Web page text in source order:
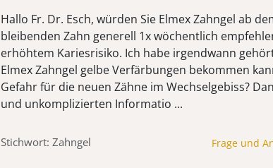
Hallo Fr. Dr. Esch, würden Sie Elmex Zahngel ab
bleibenden Zahn generell 1x wöchentlich
erhöhtem Kariesrisiko. Ich habe irgendwann
Elmex Zahngel gelbe Verfärbungen bekommen
Gefahr für die neuen Zähne im Wechselgebiss?
und unkomplizierten Informatio ...
Stichwort: Zahngel Frage und